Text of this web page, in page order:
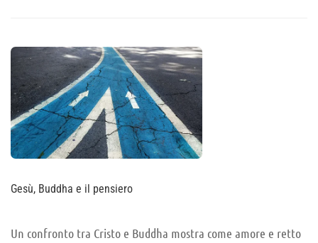
NEL
PENSIERO
Gesù, Buddha e il pensiero
Un confronto tra Cristo e Buddha mostra come amore e retto